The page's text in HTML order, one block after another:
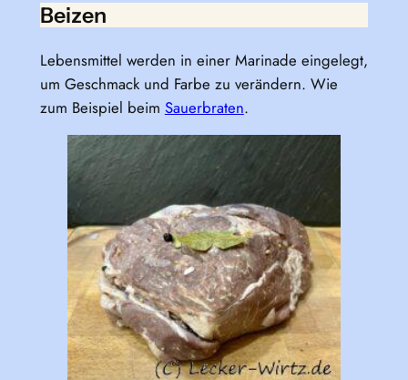
Beizen
Lebensmittel werden in einer Marinade eingelegt,
um Geschmack und Farbe zu verändern. Wie
zum Beispiel beim Sauerbraten.